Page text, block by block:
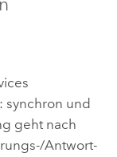
synchron und
geht nach
Antwort-